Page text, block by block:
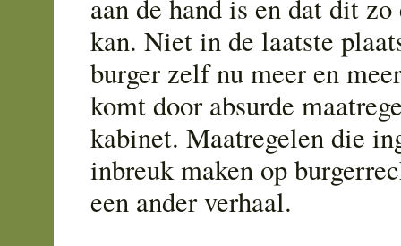
aan de hand is en dat dit
kan. Niet in de laatste
burger zelf nu meer en
komt door absurde
kabinet. Maatregelen die
inbreuk maken op
een ander verhaal.